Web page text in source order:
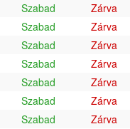
Szabad
Zárva
Szabad
Zárva
Szabad
Zárva
Szabad
Zárva
Szabad
Zárva
Szabad
Zárva
Szabad
Zárva